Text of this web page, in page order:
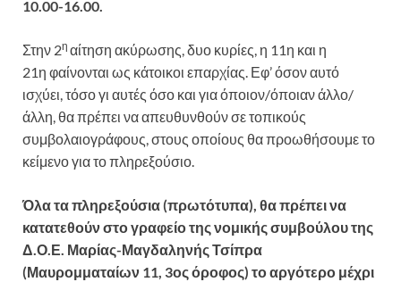
10.00-16.00.
Στην 2η αίτηση ακύρωσης, δυο κυρίες, η 11η και η
21η φαίνονται ως κάτοικοι επαρχίας. Εφ’ όσον αυτό
ισχύει, τόσο γι αυτές όσο και για όποιον/όποιαν άλλο/
άλλη, θα πρέπει να απευθυνθούν σε τοπικούς
συμβολαιογράφους, στους οποίους θα προωθήσουμε το
κείμενο για το πληρεξούσιο.
Όλα τα πληρεξούσια (πρωτότυπα), θα πρέπει να
κατατεθούν στο γραφείο της νομικής συμβούλου της
Δ.Ο.Ε. Μαρίας-Μαγδαληνής Τσίπρα
(Μαυρομματαίων 11, 3ος όροφος) το αργότερο μέχρι